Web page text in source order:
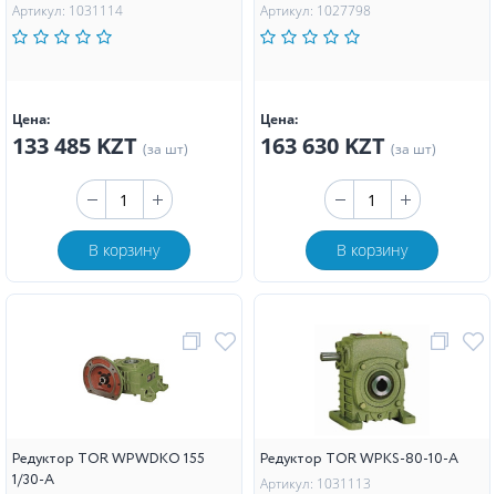
Артикул: 1031114
Цена:
133 485 KZT (за шт)
В корзину
Артикул: 1027798
Цена:
163 630 KZT (за шт)
В корзину
Редуктор TOR WPWDKO 155
1/30-A
Редуктор TOR WPKS-80-10-A
Артикул: 1031113